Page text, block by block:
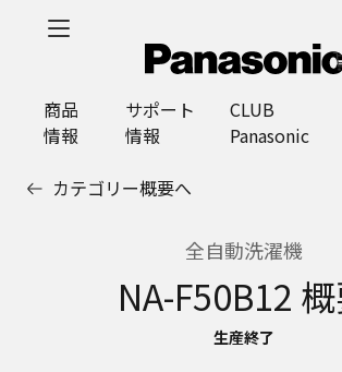
商品
情報
サポート
情報
CLUB
Panasonic
カテゴリー概要へ
全自動洗濯機
NA-F50B12
生産終了